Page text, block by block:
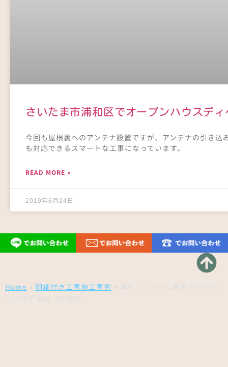
さいたま市浦和区でオープンハウスデ
今回も屋根裏へのアンテナ設置ですが、アンテナの引き
も対応できるスマートな工事になっています。
READ MORE »
2019年6月24日
Home » 明細付き工事施工事例 »